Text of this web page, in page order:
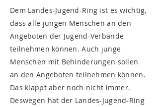
Dem Landes-Jugend-Ring ist es wichtig,
dass alle jungen Menschen an den
Angeboten der Jugend-Verbände
teilnehmen können. Auch junge
Menschen mit Behinderungen sollen
an den Angeboten teilnehmen können.
Das klappt aber noch nicht immer.
Deswegen hat der Landes-Jugend-Ring